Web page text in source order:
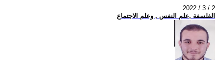
2022 / 3 / 2
الفلسفة ,علم النفس , وعلم الاجتماع